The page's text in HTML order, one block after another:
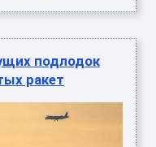
подлодок
ракет